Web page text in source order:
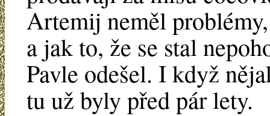
Artemij neměl
a jak to, že se stal
Pavle odešel. I když
tu už byly před pár lety.